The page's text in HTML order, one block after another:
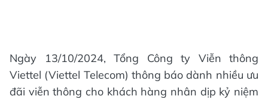
Ngày 13/10/2024, Tổng Công ty Viễn thông
Viettel (Viettel Telecom) thông báo dành nhiều ưu
đãi viễn thông cho khách hàng nhân dịp kỷ niệm